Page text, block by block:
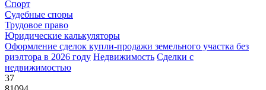
Спорт
Судебные споры
Трудовое право
Юридические калькуляторы
Оформление сделок купли-продажи земельного участка без
риэлтора в 2026 году Недвижимость Сделки с
недвижимостью
37